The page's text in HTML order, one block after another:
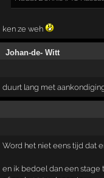
ken ze weh
Johan-de- Witt
duurt lang met
Word het niet eens tijd dat
en ik bedoel dan een stage